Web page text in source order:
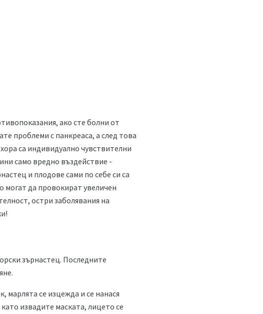
ако сте болни от
проблеми с панкреаса, а след това
са индивидуално чувствителни
само вредно въздействие -
и плодове сами по себе си са
могат да провокират увеличен
остри заболявания на
зърнастец. Последните
марлята се изцежда и се нанася
извадите маската, лицето се